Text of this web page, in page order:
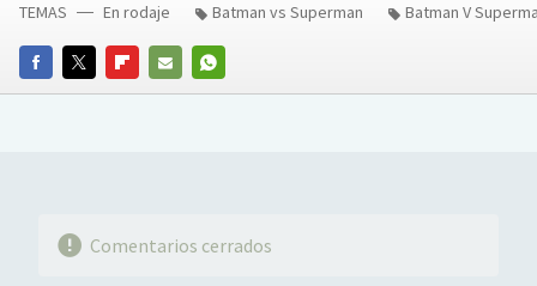
FACEBOOKTWITTERFLIPBOARD
E-
WHATSAPP
TEMAS En rodaje Batman vs Superman Batman V
Comentarios cerrados